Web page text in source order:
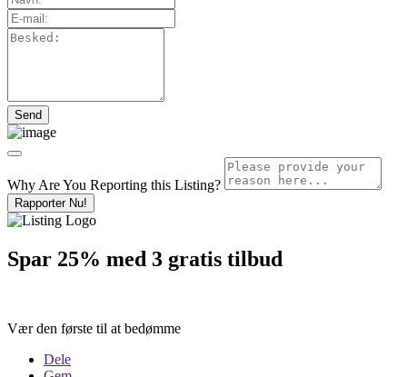
Why Are You Reporting this Listing?
Rapporter Nu!
Spar 25% med 3 gratis tilbud
Vær den første til at bedømme
Dele